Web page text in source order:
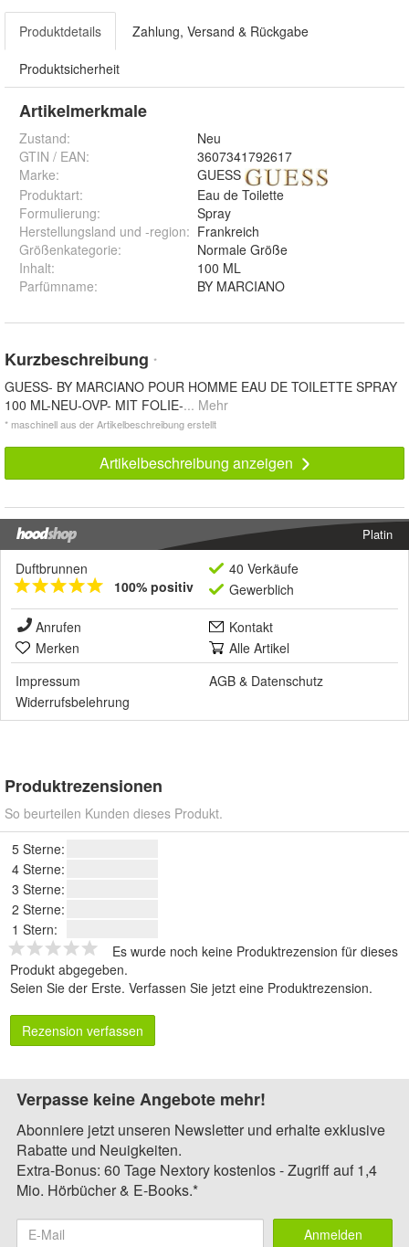
Produktdetails Zahlung, Versand & Rückgabe
Produktsicherheit
Artikelmerkmale
Zustand:
Neu
GTIN / EAN:
3607341792617
Marke:
GUESS
Produktart:
Eau de Toilette
Formulierung:
Spray
Herstellungsland und -region: Frankreich
Größenkategorie:
Normale Größe
Inhalt:
100 ML
Parfümname: BY MARCIANO
Kurzbeschreibung *
GUESS- BY MARCIANO POUR HOMME EAU DE TOILETTE SPRAY
100 ML-NEU-OVP- MIT FOLIE-... Mehr
* maschinell aus der Artikelbeschreibung erstellt
Artikelbeschreibung anzeigen
Platin
Duftbrunnen
100% positiv
40 Verkäufe
Gewerblich
Anrufen
Kontakt
Merken
Alle Artikel
Impressum
AGB & Datenschutz
Widerrufsbelehrung
Produktrezensionen
So beurteilen Kunden dieses Produkt.
5 Sterne:
4 Sterne:
3 Sterne:
2 Sterne:
1 Stern:
Es wurde noch keine Produktrezension für dieses
Produkt abgegeben.
Seien Sie der Erste. Verfassen Sie jetzt eine Produktrezension.
Rezension verfassen
Verpasse keine Angebote mehr!
Abonniere jetzt unseren Newsletter und erhalte exklusive
Rabatte und Neuigkeiten.
Extra-Bonus: 60 Tage Nextory kostenlos - Zugriff auf 1,4
Mio. Hörbücher & E-Books.*
Anmelden